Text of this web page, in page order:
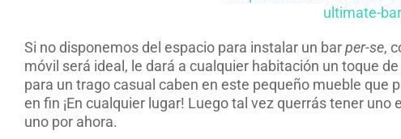
ultimate-
Si no disponemos del espacio para instalar un barper-se,
móvil será ideal, le dará a cualquier habitación un toque
para un trago casual caben en este pequeño mueble que
en fin ¡En cualquier lugar! Luego tal vez querrás tener
uno por ahora.